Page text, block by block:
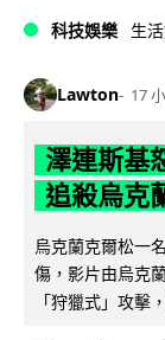
科技娛樂 生
Lawton 17
澤連斯基
追殺烏克
烏克蘭克爾松一
傷，影片由烏克
「狩獵式」攻擊